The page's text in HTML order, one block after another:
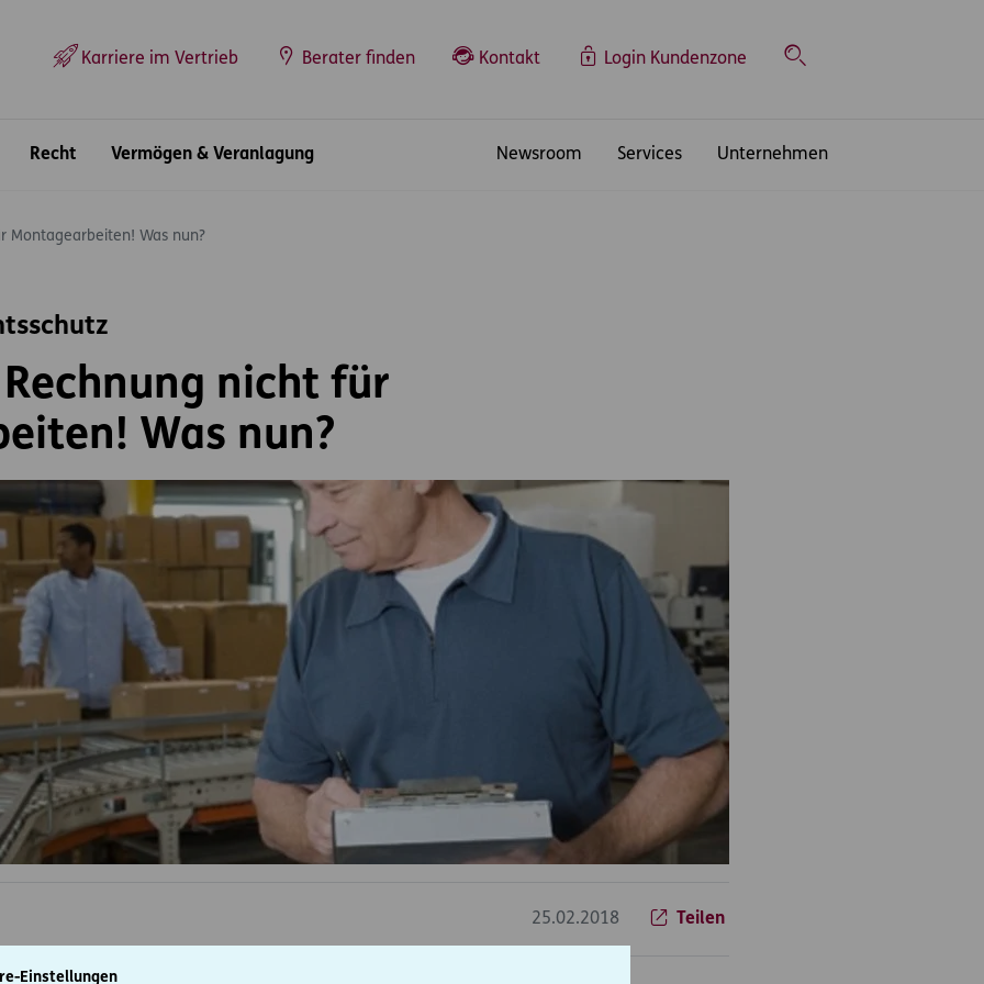
Einstellungen
Karriere im Vertrieb Berater finden Kontakt Login Kundenzone
Suche
Recht Vermögen & Veranlagung Newsroom Services Unternehmen
Montagearbeiten! Was nun?
nicht für
Was nun?
25.02.2018 Teilen